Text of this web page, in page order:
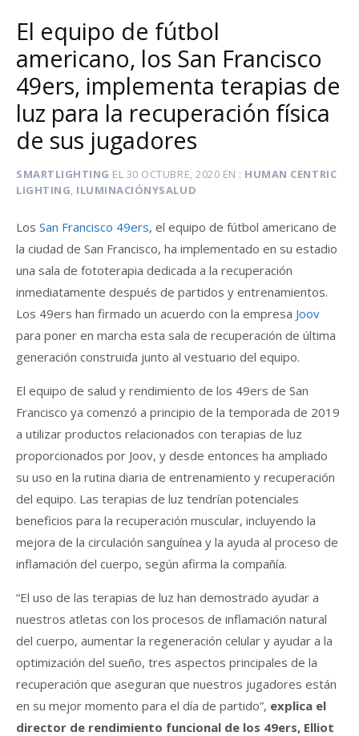
El equipo de fútbol
americano, los San Francisco
49ers, implementa terapias de
luz para la recuperación física
de sus jugadores
SMARTLIGHTING EL 30 OCTUBRE, 2020 EN
HUMAN CENTRIC
LIGHTING, ILUMINACIÓNYSALUD
Los San Francisco 49ers, el equipo de fútbol americano de
la ciudad de San Francisco, ha implementado en su estadio
una sala de fototerapia dedicada a la recuperación
inmediatamente después de partidos y entrenamientos.
Los 49ers han firmado un acuerdo con la empresa Joov
para poner en marcha esta sala de recuperación de última
generación construida junto al vestuario del equipo.
El equipo de salud y rendimiento de los 49ers de San
Francisco ya comenzó a principio de la temporada de 2019
a utilizar productos relacionados con terapias de luz
proporcionados por Joov, y desde entonces ha ampliado
su uso en la rutina diaria de entrenamiento y recuperación
del equipo. Las terapias de luz tendrían potenciales
beneficios para la recuperación muscular, incluyendo la
mejora de la circulación sanguínea y la ayuda al proceso de
inflamación del cuerpo, según afirma la compañía.
“El uso de las terapias de luz han demostrado ayudar a
nuestros atletas con los procesos de inflamación natural
del cuerpo, aumentar la regeneración celular y ayudar a la
optimización del sueño, tres aspectos principales de la
recuperación que aseguran que nuestros jugadores están
en su mejor momento para el día de partido”, explica el
director de rendimiento funcional de los 49ers, Elliot